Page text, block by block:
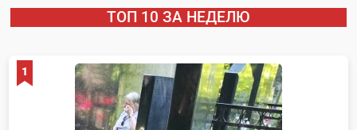
ТОП 10 ЗА НЕДЕЛЮ